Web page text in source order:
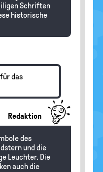
Schriften
historische
das
Redaktion
des
und die
Leuchter. Die
auch die